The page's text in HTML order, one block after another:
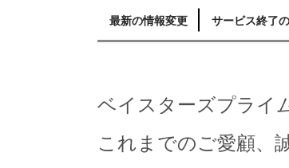
最新の情報変更 サービス終了
ベイスターズプライ
これまでのご愛顧、